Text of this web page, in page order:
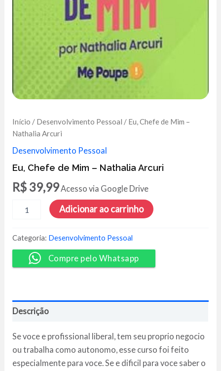
Início / Desenvolvimento Pessoal / Eu, Chefe de Mim –
Nathalia Arcuri
Desenvolvimento Pessoal
Eu, Chefe de Mim – Nathalia Arcuri
R$ 39,99Acesso via Google Drive
Chefe
Mim
-
Nathalia
Arcuri
Adicionar ao carrinho
Categoria: Desenvolvimento Pessoal
Compre pelo Whatsapp
Descrição
Se voce e profissional liberal, tem seu proprio negocio
ou trabalha como autonomo, esse curso foi feito
especialmente para voce. Se e dificil para voce saber o